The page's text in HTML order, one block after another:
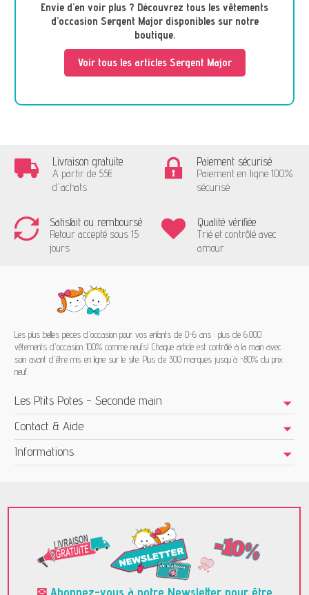
Envie d'en voir plus ? Découvrez tous les vêtements
d’occasion Sergent Major disponibles sur notre
boutique.
Voir tous les articles Sergent Major
Livraison gratuite
A partir de 55€
d'achats
Paiement sécurisé
Paiement en ligne 100%
sécurisé
Satisfait ou remboursé
Retour accepté sous 15
jours
Qualité vérifiée
Trié et contrôlé avec
amour
Les plus belles pièces d'occasion pour vos enfants de 0-6 ans : plus de 6.000
vêtements d'occasion 100% comme neufs! Chaque article est contrôlé à la main avec
soin avant d'être mis en ligne sur le site. Plus de 300 marques jusqu'à -80% du prix
neuf.
Les Ptits Potes - Seconde main
Contact & Aide
Informations